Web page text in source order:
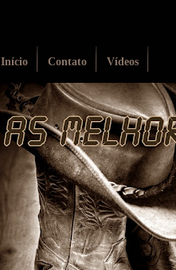
Início Contato Vídeos